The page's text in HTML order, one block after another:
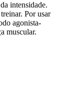
intensidade.
Por usar
agonista-
muscular.